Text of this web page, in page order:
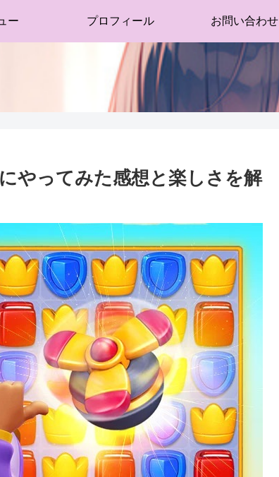
ー プロフィール お問い合わせ
やってみた感想と楽しさを解